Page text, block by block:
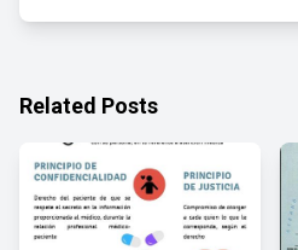
Related Posts